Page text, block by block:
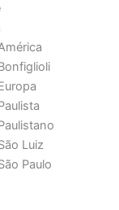
Luiz
Paulo